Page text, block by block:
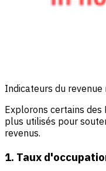
Indicateurs du
Explorons certains des
plus utilisés pour
revenus.
1. Taux